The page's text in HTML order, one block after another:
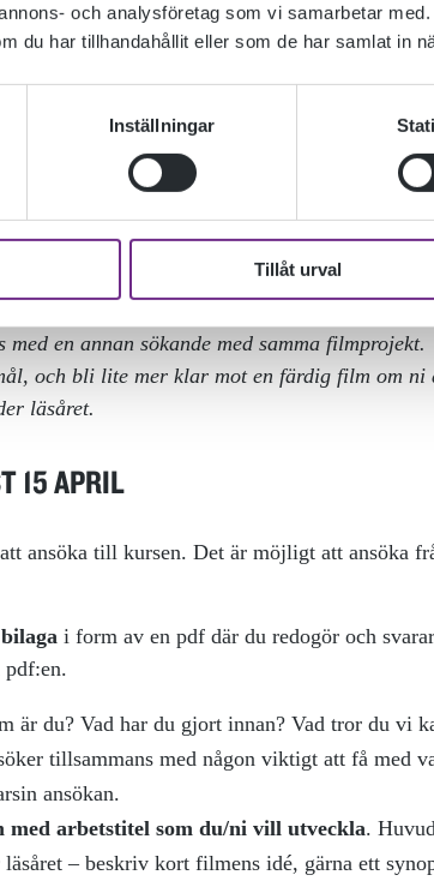
och analysföretag som vi samarbetar
du har tillhandahållit eller som de har samlat in
Inställningar
Tillåt urval
DISTANS › OM ANSÖKAN TILL
distanskurs! Här berättar vi lite mer
en annan sökande med samma filmprojekt.
och bli lite mer klar mot en färdig film om ni
läsåret.
15 APRIL
ansöka till kursen. Det är möjligt att ansöka
bilagai form av en pdf där du redogör och
är du? Vad har du gjort innan? Vad tror du vi
tillsammans med någon viktigt att få med
ansökan.
arbetstitel som du/ni vill utveckla.
– beskriv kort filmens idé, gärna ett